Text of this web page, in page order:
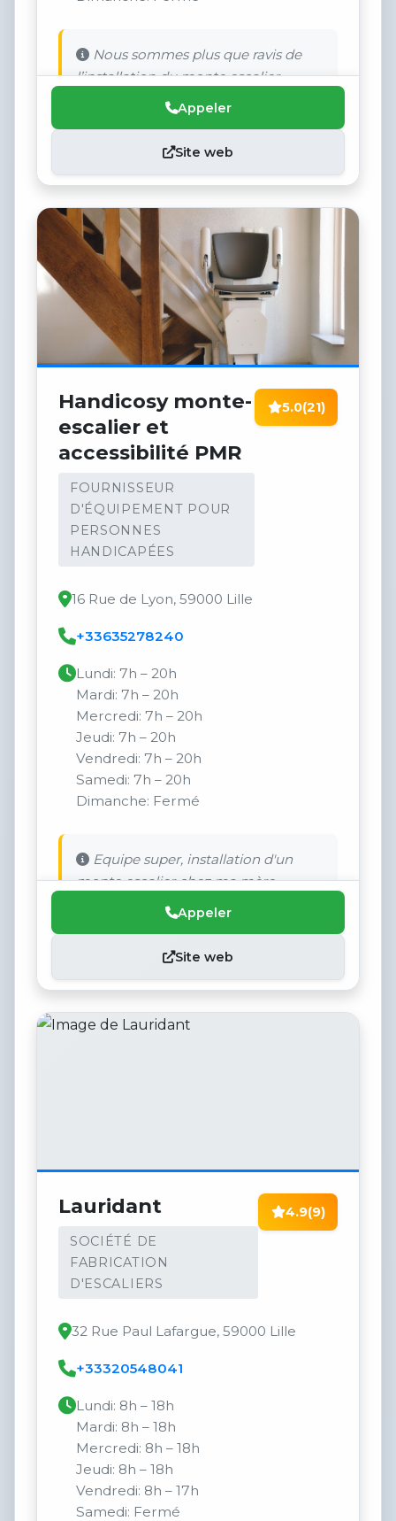
Nous sommes plus que ravis de
l’installation du monte escalier.
Appeler
Site web
Handicosy monte-
escalier et
accessibilité PMR
FOURNISSEUR
D'ÉQUIPEMENT POUR
PERSONNES
HANDICAPÉES
5.0(21)
16 Rue de Lyon, 59000 Lille
+33635278240
Lundi: 7h – 20h
Mardi: 7h – 20h
Mercredi: 7h – 20h
Jeudi: 7h – 20h
Vendredi: 7h – 20h
Samedi: 7h – 20h
Dimanche: Fermé
Equipe super, installation d'un
monte escalier chez ma mère.
Appeler
Site web
Lauridant
SOCIÉTÉ DE
FABRICATION
D'ESCALIERS
4.9(9)
32 Rue Paul Lafargue, 59000 Lille
+33320548041
Lundi: 8h – 18h
Mardi: 8h – 18h
Mercredi: 8h – 18h
Jeudi: 8h – 18h
Vendredi: 8h – 17h
Samedi: Fermé